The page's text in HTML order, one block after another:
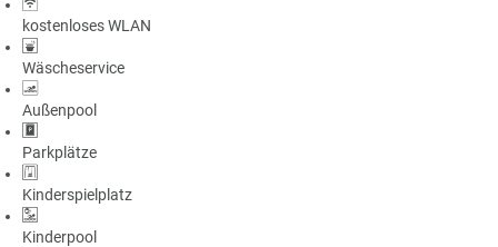
kostenloses WLAN
Wäscheservice
Außenpool
Parkplätze
Kinderspielplatz
Kinderpool